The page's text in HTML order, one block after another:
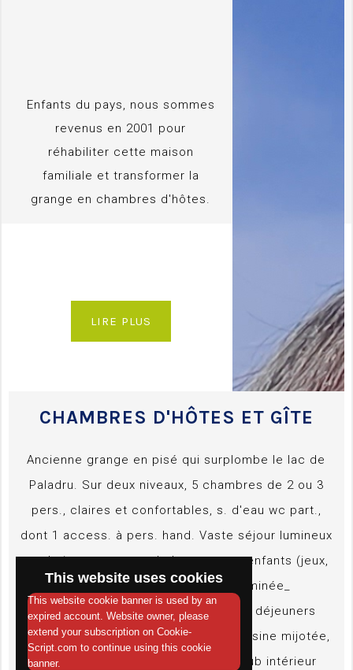
Enfants du pays, nous sommes
revenus en 2001 pour
réhabiliter cette maison
familiale et transformer la
grange en chambres d'hôtes.
LIRE PLUS
CHAMBRES D'HÔTES ET GÎTE
Ancienne grange en pisé qui surplombe le lac de
Paladru. Sur deux niveaux, 5 chambres de 2 ou 3
pers., claires et confortables, s. d'eau wc part.,
dont 1 access. à pers. hand. Vaste séjour lumineux
aux baies ouvrant sur le lac, espace enfants (jeux,
livres,) coin salon avec sa cheminée_
contemporaine, biblothèque. Petits déjeuners
copieux, repas à la table familliale cuisine mijotée,
tartes et gâteaux maison. Spa softub intérieur
This website uses cookies
This website cookie banner is used by an
expired account. Website owner, please
extend your subscription on Cookie-
Script.com to continue using this cookie
banner.